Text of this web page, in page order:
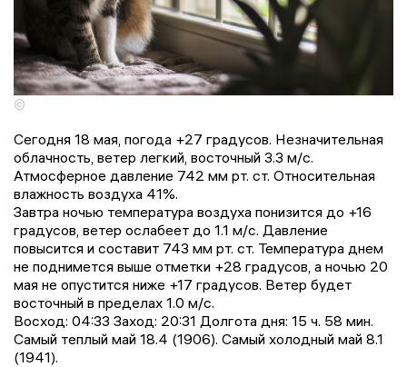
©
Сегодня 18 мая, погода +27 градусов. Незначительная
облачность, ветер легкий, восточный 3.3 м/с.
Атмосферное давление 742 мм рт. ст. Относительная
влажность воздуха 41%.
Завтра ночью температура воздуха понизится до +16
градусов, ветер ослабеет до 1.1 м/с. Давление
повысится и составит 743 мм рт. ст. Температура днем
не поднимется выше отметки +28 градусов, a ночью 20
мая не опустится ниже +17 градусов. Ветер будет
восточный в пределах 1.0 м/с.
Восход: 04:33 Заход: 20:31 Долгота дня: 15 ч. 58 мин.
Самый теплый май 18.4 (1906). Самый холодный май 8.1
(1941).